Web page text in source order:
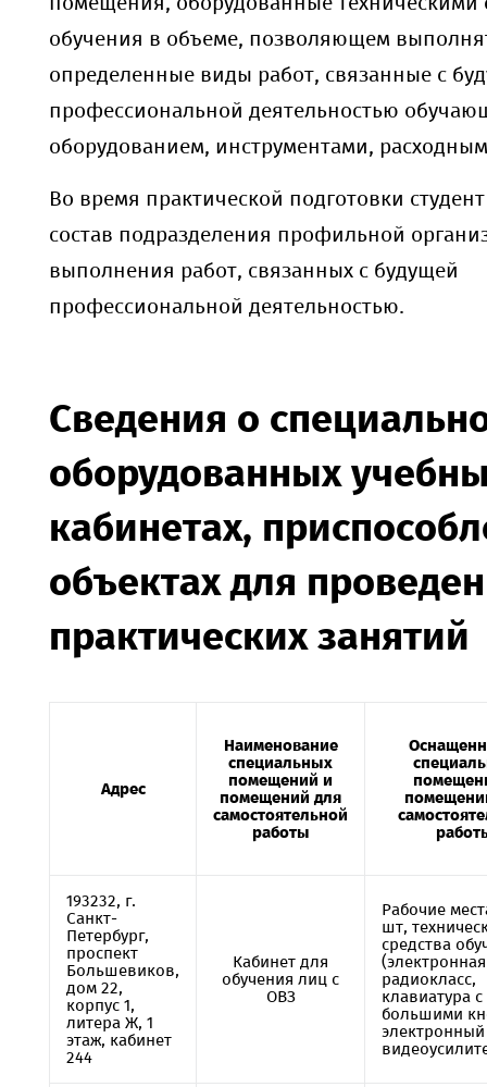
обучения в объеме, позволяющем
определенные виды работ, связанные с
профессиональной деятельностью
оборудованием, инструментами,
Во время практической подготовки
состав подразделения профильной
выполнения работ, связанных с будущей
профессиональной деятельностью.
Сведения о
оборудованных
кабинетах,
объектах для
практических занятий
Адрес
Наименование
специальных
помещений и
помещений для
самостоятельной
работы
193232, г.
Санкт-
Петербург,
проспект
Большевиков,
дом 22,
корпус 1,
литера Ж, 1
этаж, кабинет
244
Кабинет для
обучения лиц с
ОВЗ
Рабочие
шт,
средства
радиокласс,
клавиатура с
большими